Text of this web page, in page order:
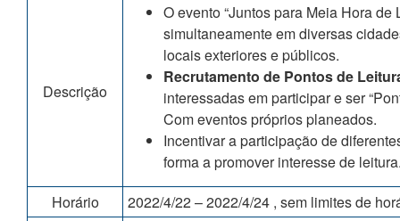
Descrição
O evento “Juntos para Meia Hora de
simultaneamente em diversas
locais exteriores e públicos.
Recrutamento de Pontos de
interessadas em participar e ser
Com eventos próprios planeados.
Incentivar a participação de
forma a promover interesse de
Horário
2022/4/22 – 2022/4/24 , sem limites de